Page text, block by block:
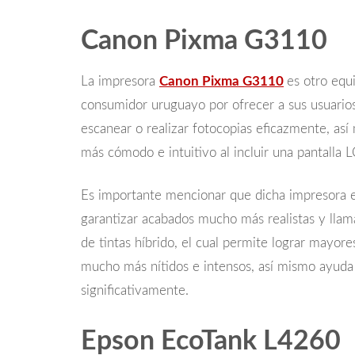
Canon Pixma G3110
La impresora Canon Pixma G3110 es otro
consumidor uruguayo por ofrecer a sus
escanear o realizar fotocopias eficazmente,
más cómodo e intuitivo al incluir una pantalla
Es importante mencionar que dicha impresora
garantizar acabados mucho más realistas y
de tintas híbrido, el cual permite lograr
mucho más nítidos e intensos, así mismo
significativamente.
Epson EcoTank L4260